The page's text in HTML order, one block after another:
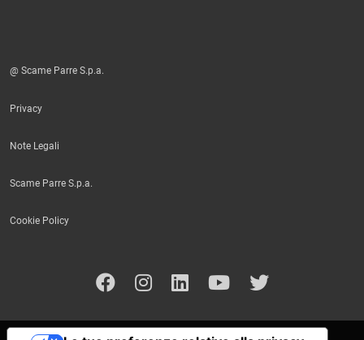
@ Scame Parre S.p.a.
Privacy
Note Legali
Scame Parre S.p.a.
Cookie Policy